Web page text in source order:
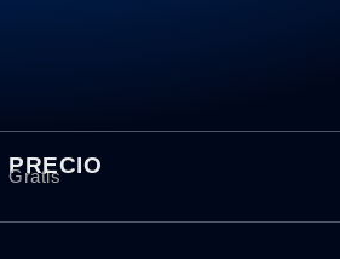
PRECIO
Gratis